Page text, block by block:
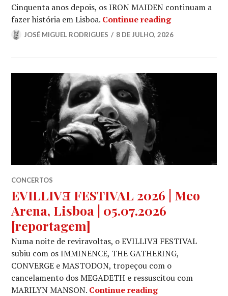
Cinquenta anos depois, os IRON MAIDEN continuam a
fazer história em Lisboa. Continue readingIRON
JOSÉ MIGUEL RODRIGUES 8 DE JULHO, 2026
CONCERTOS
EVILLIVƎ FESTIVAL 2026 | Meo
Arena, Lisboa | 05.07.2026
[reportagem]
Numa noite de reviravoltas, o EVILLIVƎ FESTIVAL
subiu com os IMMINENCE, THE GATHERING,
CONVERGE e MASTODON, tropeçou com o
cancelamento dos MEGADETH e ressuscitou com
MARILYN MANSON. Continue readingEVILLIVƎ